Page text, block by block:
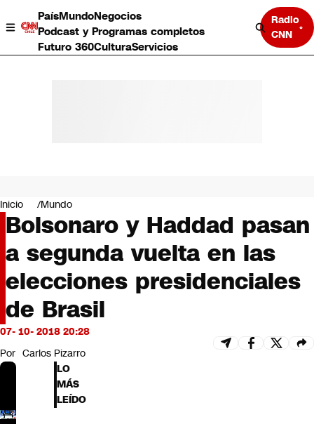
PaísMundoNegocios
Podcast y Programas completos
Futuro 360CulturaServicios
Radio
CNN
Negocios
Deportes
Programas completos
Cultura
Servicios
Bits
CNN tiempo
Futuro 360
Inicio Mundo
Bolsonaro y Haddad pasan
a segunda vuelta en las
elecciones presidenciales
de Brasil
07- 10- 2018 20:28
Por Carlos Pizarro
LO
MÁS
LEÍDO